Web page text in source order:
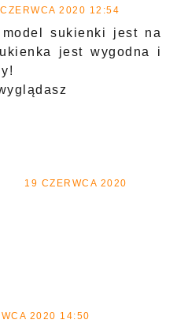
2020 12:54
sukienki jest na
jest wygodna i
19 CZERWCA 2020
2020 14:50